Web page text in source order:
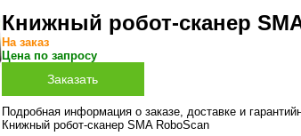
Книжный робот-сканер
На заказ
Цена по запросу
Подробная информация о заказе, доставке и
Книжный робот-сканер SMA RoboScan